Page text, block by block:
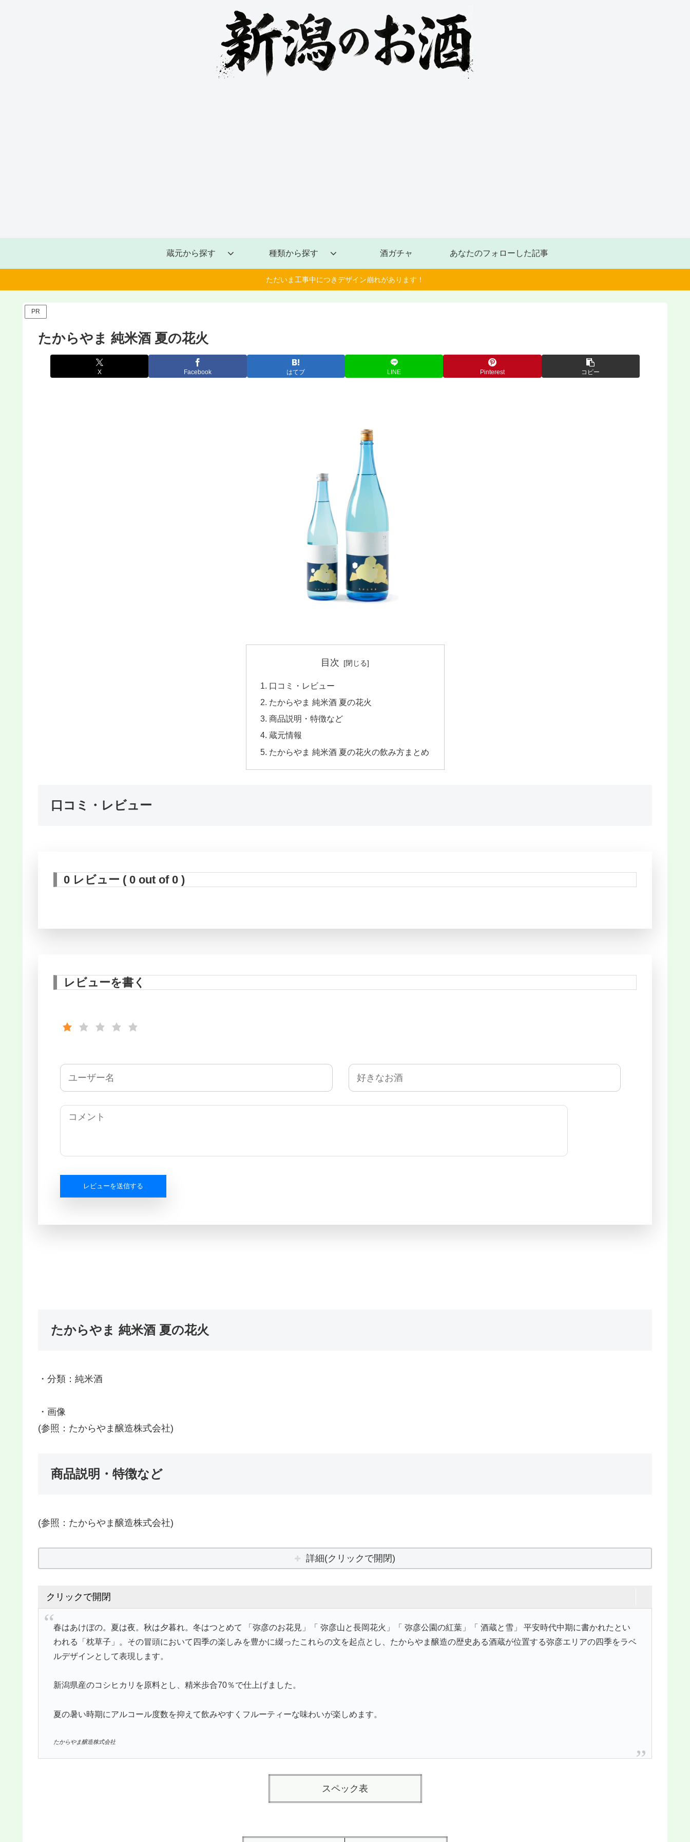
蔵元から探す 種類から探す 酒ガチャ あなたのフォローした記事
ただいま工事中につきデザイン崩れがあります！
PR
たからやま 純米酒 夏の花火
X Facebook はてブ LINE Pinterest コピー
目次
口コミ・レビュー
たからやま 純米酒 夏の花火
商品説明・特徴など
蔵元情報
たからやま 純米酒 夏の花火の飲み方まとめ
口コミ・レビュー
0 レビュー ( 0 out of 0 )
レビューを書く
レビューを送信する
たからやま 純米酒 夏の花火
・分類：純米酒
・画像
(参照：たからやま醸造株式会社)
商品説明・特徴など
(参照：たからやま醸造株式会社)
詳細(クリックで開閉)
クリックで開閉
春はあけぼの。夏は夜。秋は夕暮れ。冬はつとめて 「弥彦のお花見」「 弥彦山と長岡花火」「 弥彦公園の紅葉」「 酒蔵と雪」 平安時代中期に書かれたとい
われる「枕草子」。その冒頭において四季の楽しみを豊かに綴ったこれらの文を起点とし、たからやま醸造の歴史ある酒蔵が位置する弥彦エリアの四季をラベ
ルデザインとして表現します。
新潟県産のコシヒカリを原料とし、精米歩合70％で仕上げました。
夏の暑い時期にアルコール度数を抑えて飲みやすくフルーティーな味わいが楽しめます。
たからやま醸造株式会社
スペック表